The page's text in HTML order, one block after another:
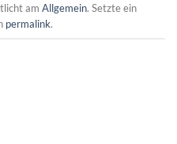
am Allgemein. Setzte ein
permalink.